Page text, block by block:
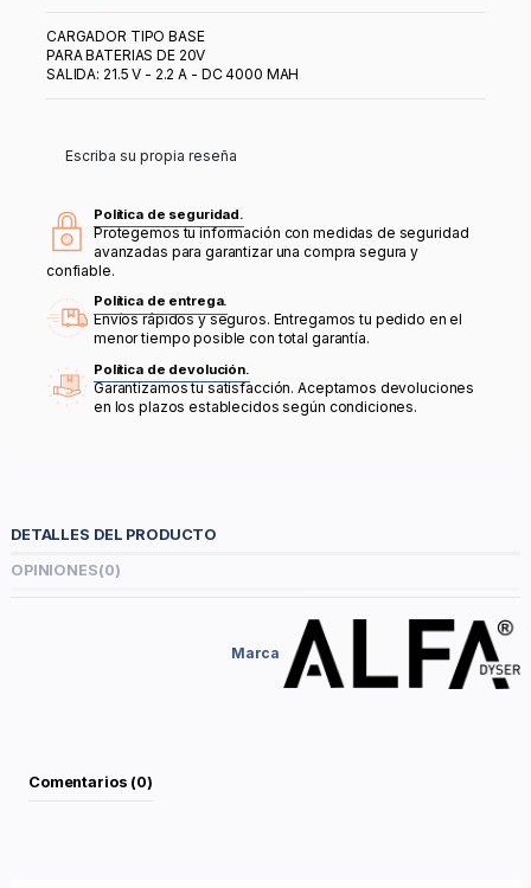
CARGADOR TIPO BASE
PARA BATERIAS DE 20V
SALIDA: 21.5 V - 2.2 A - DC 4000 MAH
Escriba su propia reseña
Política de seguridad.
Protegemos tu información con medidas de seguridad
avanzadas para garantizar una compra segura y
confiable.
Política de entrega.
Envíos rápidos y seguros. Entregamos tu pedido en el
menor tiempo posible con total garantía.
Política de devolución.
Garantizamos tu satisfacción. Aceptamos devoluciones
en los plazos establecidos según condiciones.
DETALLES DEL PRODUCTO
OPINIONES(0)
Marca
Comentarios (0)